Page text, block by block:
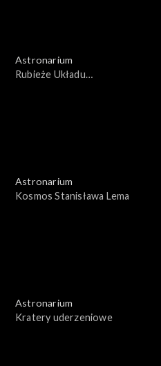
Astronarium
Rubieże Układu
Astronarium
Kosmos Stanisława Lema
Astronarium
Kratery uderzeniowe